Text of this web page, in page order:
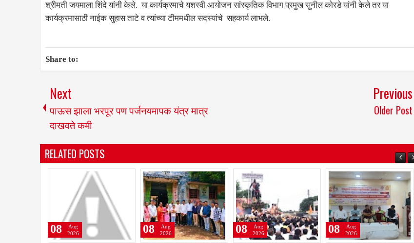
श्रीमती जयमाला शिंदे यांनी केले. या कार्यक्रमाचे यशस्वी आयोजन सांस्कृतिक विभाग प्रमुख सुनील कोरडे यांनी केले तर या
कार्यक्रमासाठी नाईक सुहास ताटे व त्यांच्या टीममधील सदस्यांचे सहकार्य लाभले.
Share to:
Next
पाऊस झाला भरपूर पण पर्जनयमापक यंत्र मात्र
दाखवते कमी
Previous
Older Post
RELATED POSTS
08
Aug
2026
08
Aug
2026
08
Aug
2026
08
Aug
2026